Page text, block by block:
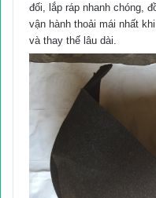
đối, lắp ráp nhanh chóng,
vận hành thoải mái nhất
và thay thế lâu dài.